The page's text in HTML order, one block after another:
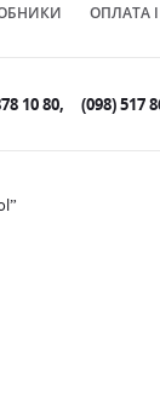
ОПЛАТА
10 80 (098) 517